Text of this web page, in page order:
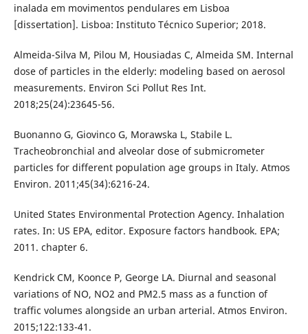
inalada em movimentos pendulares em Lisboa
[dissertation]. Lisboa: Instituto Técnico Superior; 2018.
Almeida-Silva M, Pilou M, Housiadas C, Almeida SM. Internal
dose of particles in the elderly: modeling based on aerosol
measurements. Environ Sci Pollut Res Int.
2018;25(24):23645-56.
Buonanno G, Giovinco G, Morawska L, Stabile L.
Tracheobronchial and alveolar dose of submicrometer
particles for different population age groups in Italy. Atmos
Environ. 2011;45(34):6216-24.
United States Environmental Protection Agency. Inhalation
rates. In: US EPA, editor. Exposure factors handbook. EPA;
2011. chapter 6.
Kendrick CM, Koonce P, George LA. Diurnal and seasonal
variations of NO, NO2 and PM2.5 mass as a function of
traffic volumes alongside an urban arterial. Atmos Environ.
2015;122:133-41.